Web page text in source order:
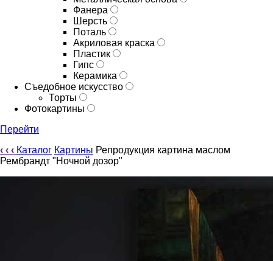
Фанера
Шерсть
Поталь
Акриловая краска
Пластик
Гипс
Керамика
Съедобное искусство
Торты
Фотокартины
Перейти
‹ ‹ ‹ Каталог Картины Репродукция картина маслом
Рембрандт "Ночной дозор"